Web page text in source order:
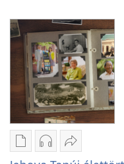
Kiadványok
Hangfelvételek
Megosztás